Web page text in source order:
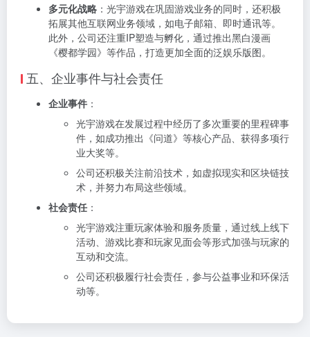
多元化战略 ：光宇游戏在巩固游戏业务的同时，还积极
拓展其他互联网业务领域，如电子邮箱、即时通讯等。
此外，公司还注重IP塑造与孵化，通过推出黑白漫画
《樱都学园》等作品，打造更加全面的泛娱乐版图。
五、企业事件与社会责任
企业事件 ：
光宇游戏在发展过程中经历了多次重要的里程碑事
件，如成功推出《问道》等核心产品、获得多项行
业大奖等。
公司还积极关注前沿技术，如虚拟现实和区块链技
术，并努力布局这些领域。
社会责任 ：
光宇游戏注重玩家体验和服务质量，通过线上线下
活动、游戏比赛和玩家见面会等形式加强与玩家的
互动和交流。
公司还积极履行社会责任，参与公益事业和环保活
动等。